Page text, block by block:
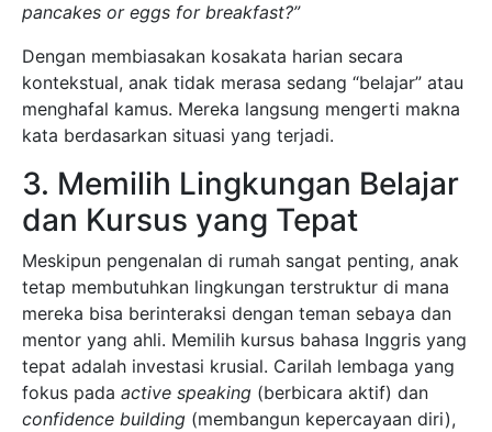
pancakes or eggs for breakfast?”
Dengan membiasakan kosakata harian secara
kontekstual, anak tidak merasa sedang “belajar” atau
menghafal kamus. Mereka langsung mengerti makna
kata berdasarkan situasi yang terjadi.
3. Memilih Lingkungan Belajar
dan Kursus yang Tepat
Meskipun pengenalan di rumah sangat penting, anak
tetap membutuhkan lingkungan terstruktur di mana
mereka bisa berinteraksi dengan teman sebaya dan
mentor yang ahli. Memilih kursus bahasa Inggris yang
tepat adalah investasi krusial. Carilah lembaga yang
fokus pada active speaking (berbicara aktif) dan
confidence building (membangun kepercayaan diri),